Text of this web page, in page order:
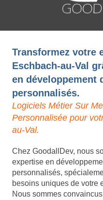
Transformez votre
Eschbach-au-Val
en développement
personnalisés.
Logiciels Métier Sur
Personnalisée pour
au-Val.
Chez GoodallDev, nous
expertise en
personnalisés,
besoins uniques de votre
Nous sommes